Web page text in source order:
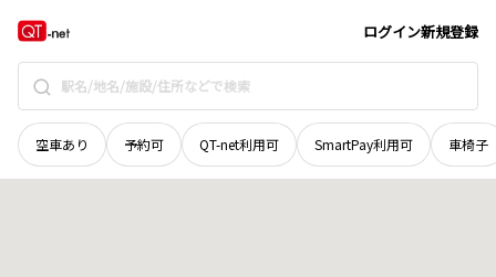
ログイン新規登録
空車あり 予約可 QT-net利用可 SmartPay利用可 車椅子
北海道